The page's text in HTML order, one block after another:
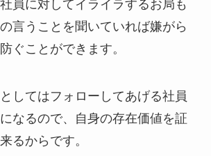
員に対してイライラするお局も
言うことを聞いていれば嫌がら
ぐことができます。
してはフォローしてあげる社員
なるので、自身の存在価値を証
るからです。